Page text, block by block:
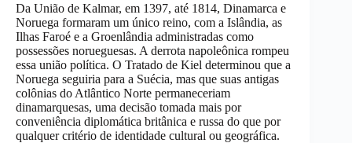
Da União de Kalmar, em 1397, até 1814, Dinamarca e
Noruega formaram um único reino, com a Islândia, as
Ilhas Faroé e a Groenlândia administradas como
possessões norueguesas. A derrota napoleônica rompeu
essa união política. O Tratado de Kiel determinou que a
Noruega seguiria para a Suécia, mas que suas antigas
colônias do Atlântico Norte permaneceriam
dinamarquesas, uma decisão tomada mais por
conveniência diplomática britânica e russa do que por
qualquer critério de identidade cultural ou geográfica.